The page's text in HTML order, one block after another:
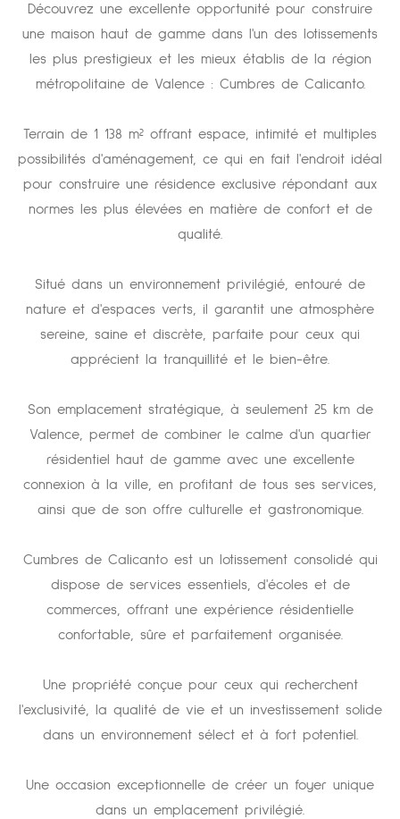
Découvrez une excellente opportunité pour construire
une maison haut de gamme dans l'un des lotissements
les plus prestigieux et les mieux établis de la région
métropolitaine de Valence : Cumbres de Calicanto.
Terrain de 1 138 m² offrant espace, intimité et multiples
possibilités d'aménagement, ce qui en fait l'endroit idéal
pour construire une résidence exclusive répondant aux
normes les plus élevées en matière de confort et de
qualité.
Situé dans un environnement privilégié, entouré de
nature et d'espaces verts, il garantit une atmosphère
sereine, saine et discrète, parfaite pour ceux qui
apprécient la tranquillité et le bien-être.
Son emplacement stratégique, à seulement 25 km de
Valence, permet de combiner le calme d'un quartier
résidentiel haut de gamme avec une excellente
connexion à la ville, en profitant de tous ses services,
ainsi que de son offre culturelle et gastronomique.
Cumbres de Calicanto est un lotissement consolidé qui
dispose de services essentiels, d'écoles et de
commerces, offrant une expérience résidentielle
confortable, sûre et parfaitement organisée.
Une propriété conçue pour ceux qui recherchent
l'exclusivité, la qualité de vie et un investissement solide
dans un environnement sélect et à fort potentiel.
Une occasion exceptionnelle de créer un foyer unique
dans un emplacement privilégié.